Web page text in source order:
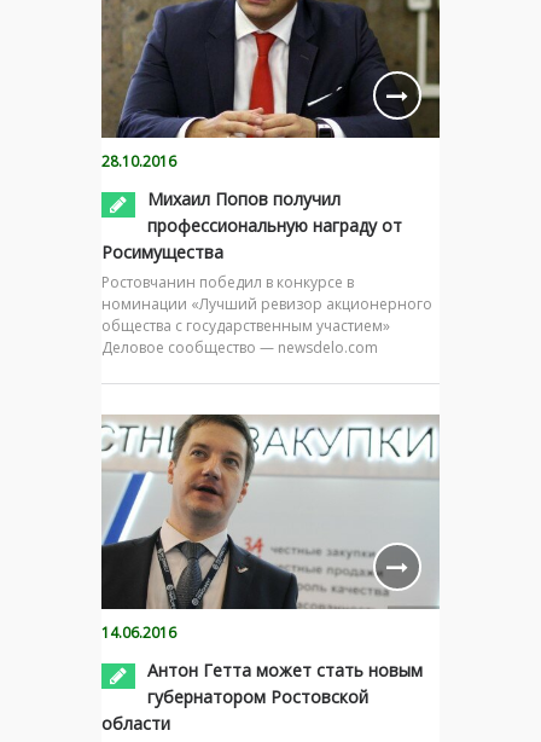
28.10.2016
Михаил Попов получил
профессиональную награду от
Росимущества
Ростовчанин победил в конкурсе в
номинации «Лучший ревизор акционерного
общества с государственным участием»
Деловое сообщество — newsdelo.com
14.06.2016
Антон Гетта может стать новым
губернатором Ростовской
области